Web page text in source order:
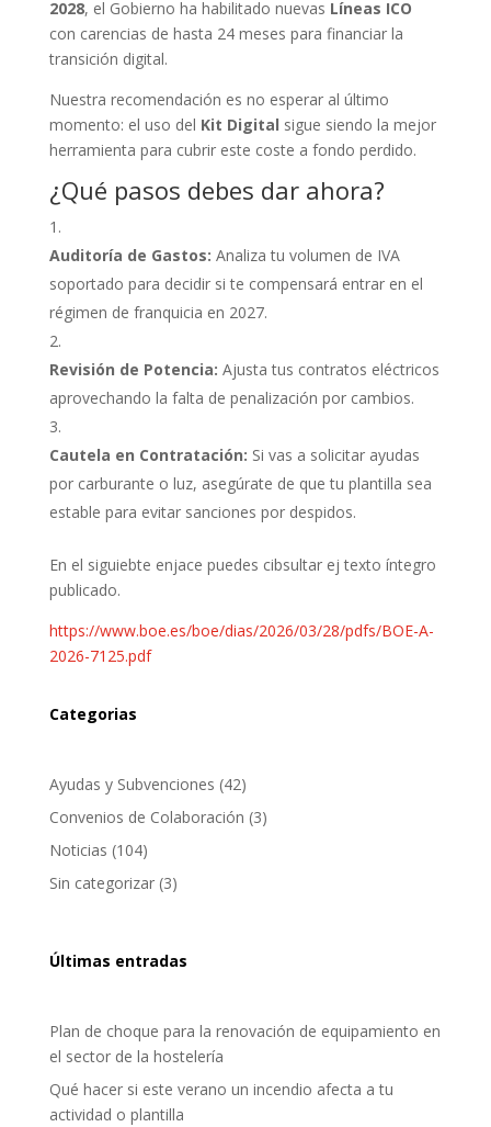
2028, el Gobierno ha habilitado nuevas Líneas ICO
con carencias de hasta 24 meses para financiar la
transición digital.
Nuestra recomendación es no esperar al último
momento: el uso del Kit Digital sigue siendo la mejor
herramienta para cubrir este coste a fondo perdido.
¿Qué pasos debes dar ahora?
Auditoría de Gastos: Analiza tu volumen de IVA
soportado para decidir si te compensará entrar en el
régimen de franquicia en 2027.
Revisión de Potencia: Ajusta tus contratos eléctricos
aprovechando la falta de penalización por cambios.
Cautela en Contratación: Si vas a solicitar ayudas
por carburante o luz, asegúrate de que tu plantilla sea
estable para evitar sanciones por despidos.
En el siguiebte enjace puedes cibsultar ej texto íntegro
publicado.
https://www.boe.es/boe/dias/2026/03/28/pdfs/BOE-A-
2026-7125.pdf
Categorias
Ayudas y Subvenciones (42)
Convenios de Colaboración (3)
Noticias (104)
Sin categorizar(3)
Últimas entradas
Plan de choque para la renovación de equipamiento en
el sector de la hostelería
Qué hacer si este verano un incendio afecta a tu
actividad o plantilla